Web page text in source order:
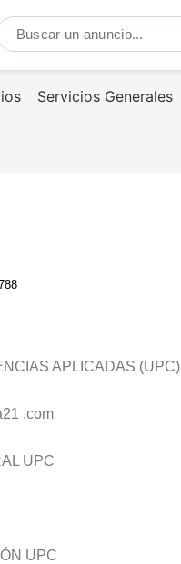
Servicios Generales
APLICADAS (UPC)
.com
UPC
UPC